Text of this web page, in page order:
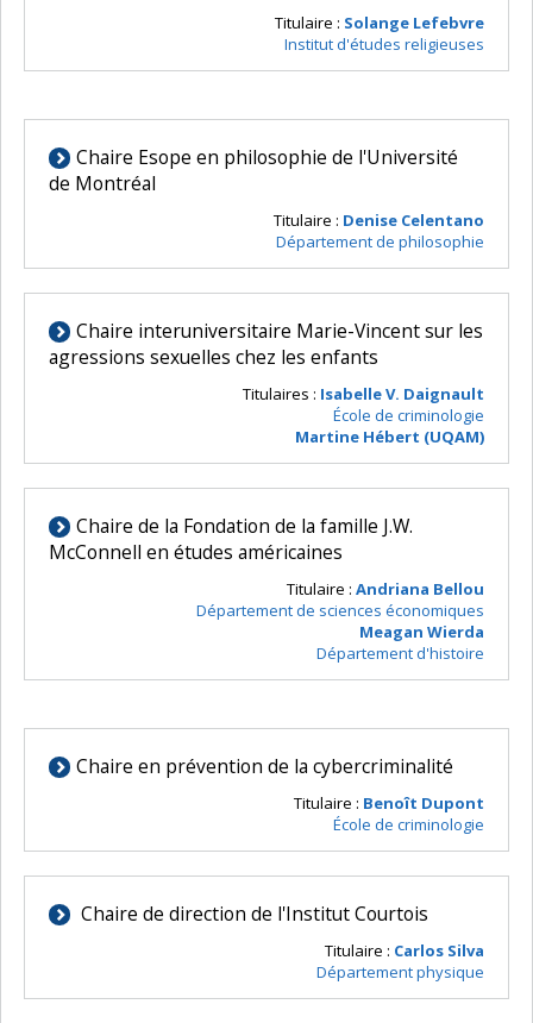
Titulaire : Solange Lefebvre
Institut d'études religieuses
Chaire Esope en philosophie de l'Université
de Montréal
Titulaire : Denise Celentano
Département de philosophie
Chaire interuniversitaire Marie-Vincent sur les
agressions sexuelles chez les enfants
Titulaires : Isabelle V. Daignault
École de criminologie
Martine Hébert (UQAM)
Chaire de la Fondation de la famille J.W.
McConnell en études américaines
Titulaire : Andriana Bellou
Département de sciences économiques
Meagan Wierda
Département d'histoire
Chaire en prévention de la cybercriminalité
Titulaire : Benoît Dupont
École de criminologie
Chaire de direction de l'Institut Courtois
Titulaire : Carlos Silva
Département physique